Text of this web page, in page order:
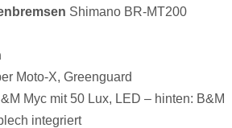
Shimano BR-MT200
Moto-X, Greenguard
Myc mit 50 Lux, LED – hinten: B&M
integriert